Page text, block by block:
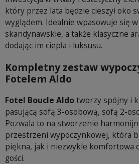
który przez lata będzie cieszył oko
wyglądem. Idealnie wpasowuje się
skandynawskie, a także klasyczne
dodając im ciepła i luksusu.
Kompletny zestaw
Fotelem Aldo
Fotel Boucle Aldotworzy spójny i
pasującą sofą 3-osobową, sofą 2-
Pozwala to na stworzenie
przestrzeni wypoczynkowej, która
piękna, jak i niezwykle komfortowa
gości.